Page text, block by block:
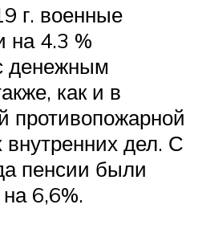
г. военные
на 4.3 %
денежным
как и в
противопожарной
внутренних дел. С
пенсии были
6,6%.